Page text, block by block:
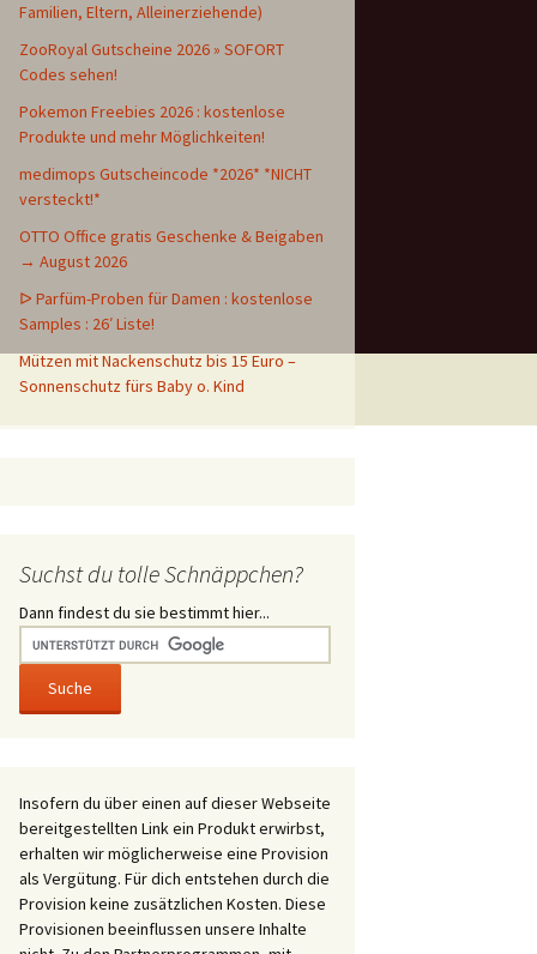
Familien, Eltern, Alleinerziehende)
ZooRoyal Gutscheine 2026 » SOFORT
Codes sehen!
Pokemon Freebies 2026 : kostenlose
Produkte und mehr Möglichkeiten!
medimops Gutscheincode *2026* *NICHT
versteckt!*
OTTO Office gratis Geschenke & Beigaben
→ August 2026
ᐅ Parfüm-Proben für Damen : kostenlose
Samples : 26′ Liste!
Mützen mit Nackenschutz bis 15 Euro –
Sonnenschutz fürs Baby o. Kind
Suchst du tolle Schnäppchen?
Dann findest du sie bestimmt hier...
Insofern du über einen auf dieser Webseite
bereitgestellten Link ein Produkt erwirbst,
erhalten wir möglicherweise eine Provision
als Vergütung. Für dich entstehen durch die
Provision keine zusätzlichen Kosten. Diese
Provisionen beeinflussen unsere Inhalte